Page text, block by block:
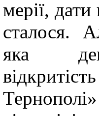
мерії,
сталося.
яка